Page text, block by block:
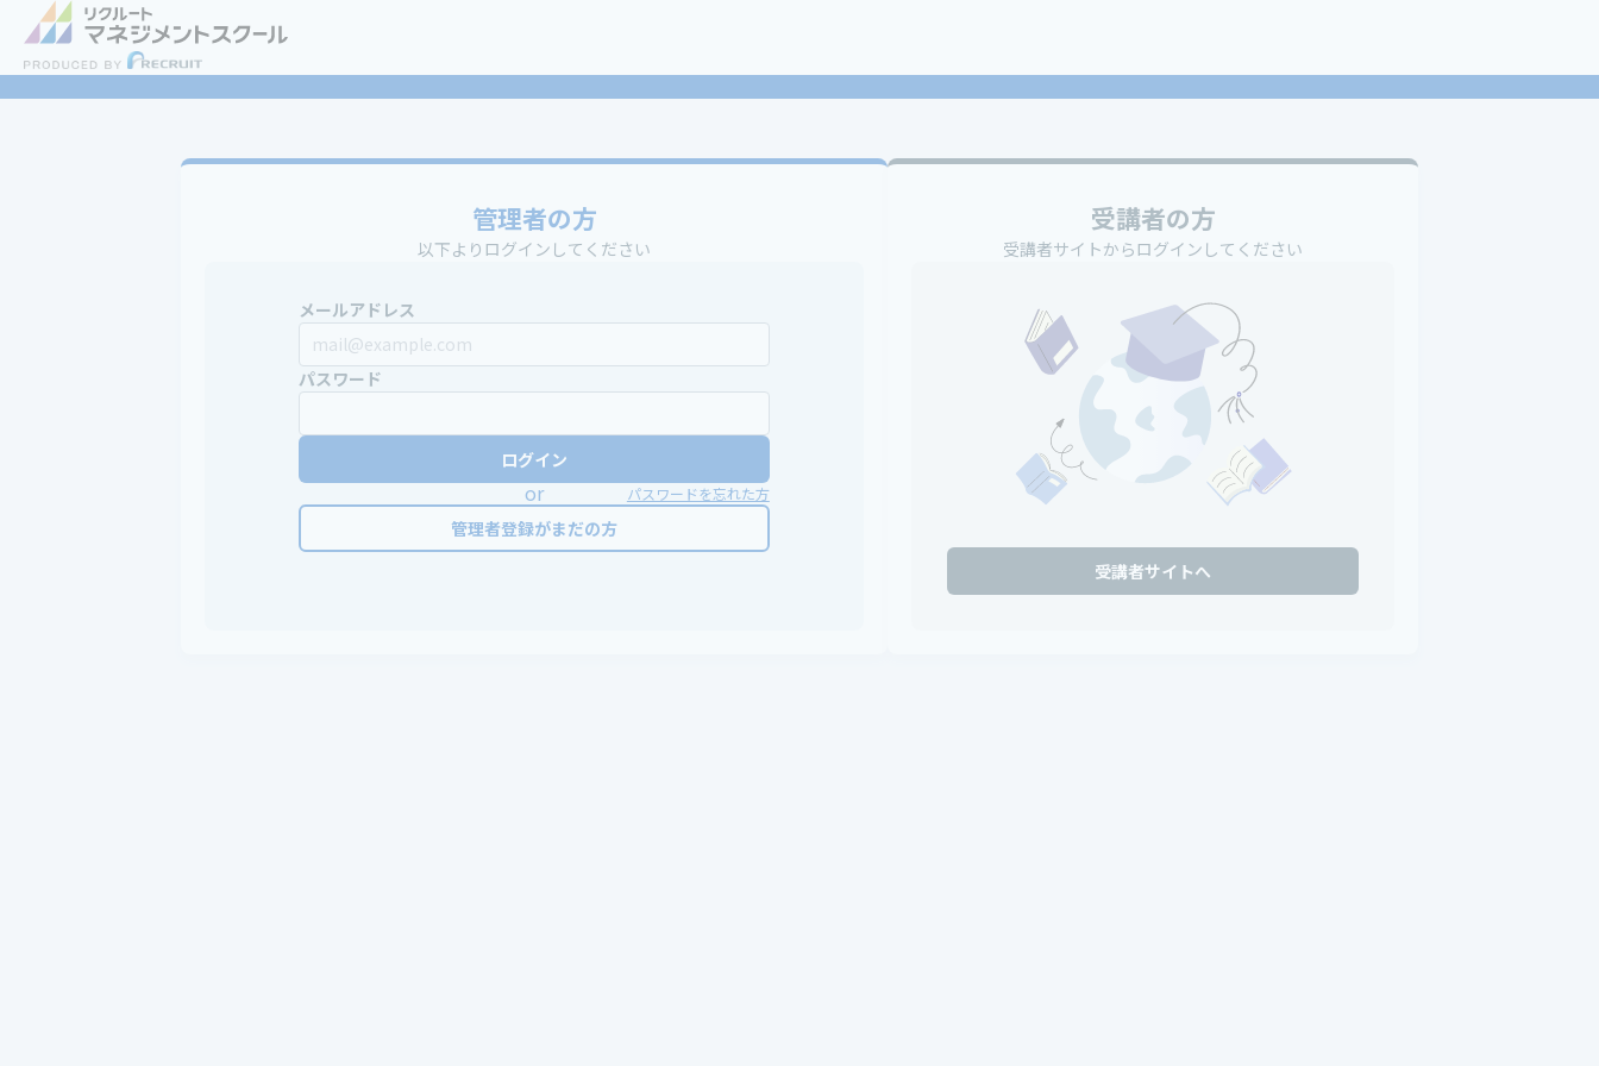
管理者の方
以下よりログインしてください
メールアドレス
パスワード
ログイン
or パスワードを忘れた方
管理者登録がまだの方
受講者の方
受講者サイトからログインしてください
受講者サイトへ